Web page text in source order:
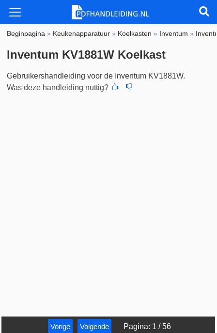
Beginpagina » Keukenapparatuur » Koelkasten » Inventum »
Inventum KV1881W Koelkast
Gebruikershandleiding voor de Inventum KV1881W.
Was deze handleiding nuttig?
Vorige Volgende Pagina: 1 /56